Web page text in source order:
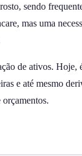
sendo
mas uma
de ativos.
e até mesmo